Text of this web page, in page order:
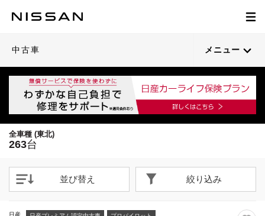
中古車 メニュー
全車種 (東北)
263台
並び替え 絞り込み
31
閉じる 35
閉じる 23
閉じる 39
閉じる 26
閉じる 20
閉じる 19
閉じる 27
閉じる 30
閉じる 25
閉じる 17
閉じる 32
閉じる 43
閉じる 20
閉じる 27
閉じる 30
閉じる 46
閉じる 36
閉じる 44
閉じる 51
閉じる